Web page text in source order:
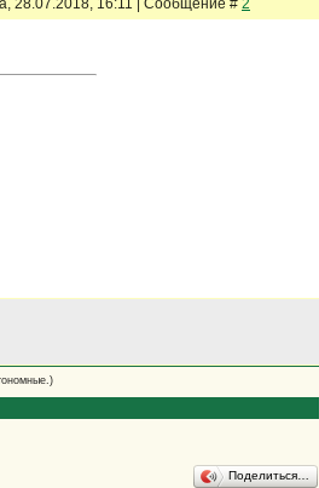
28.07.2018, 16:11 | Сообщение # 2
Поделиться…